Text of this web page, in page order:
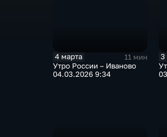
4 марта
11 мин
Утро России – Иваново
04.03.2026 9:34
3